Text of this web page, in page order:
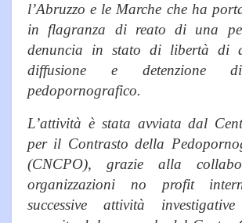
l’Abruzzo e le Marche che ha
in flagranza di reato di una
denuncia in stato di libertà di
diffusione e detenzione
pedopornografico.
L’attività è stata avviata dal
per il Contrasto della
(CNCPO), grazie alla
organizzazioni no profit
successive attività